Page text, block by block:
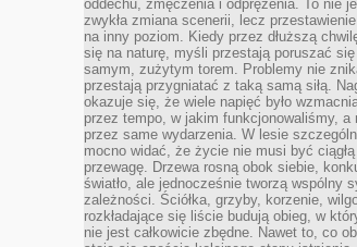
oddechu, zmęczenia i odprężenia. To nie
zwykła zmiana scenerii, lecz
na inny poziom. Kiedy przez dłuższą
się na naturę, myśli przestają poruszać
samym, zużytym torem. Problemy nie
przestają przygniatać z taką samą siłą.
okazuje się, że wiele napięć było
przez tempo, w jakim funkcjonowaliśmy, a
przez same wydarzenia. W lesie
mocno widać, że życie nie musi być
przewagę. Drzewa rosną obok siebie,
światło, ale jednocześnie tworzą wspólny
zależności. Ściółka, grzyby, korzenie,
rozkładające się liście budują obieg, w
nie jest całkowicie zbędne. Nawet to, co